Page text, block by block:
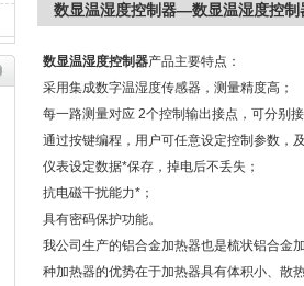
数显温湿度控制器—数显温湿度控
数显温湿度控制器产品主要特点：
采用集成数字温湿度传感器，测量精度高；
每一路测量对应 2个控制输出接点，可分别
通过按键编程，用户可任意设定控制参数，
仪表设定数据*保存，掉电后不丢失；
抗电磁干扰能力*；
具有密码保护功能。
我公司生产的铝合金加热器也是梳状铝合金
种加热器的优势在于加热器具有体积小、散